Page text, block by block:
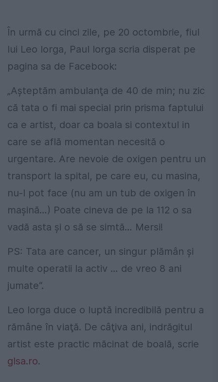
În urmă cu cinci zile, pe 20 octombrie, fiul
lui Leo Iorga, Paul Iorga scria disperat pe
pagina sa de Facebook:
„Aşteptăm ambulanţa de 40 de min; nu zic
că tata o fi mai special prin prisma faptului
ca e artist, doar ca boala si contextul in
care se află momentan necesită o
urgentare. Are nevoie de oxigen pentru un
transport la spital, pe care eu, cu masina,
nu-l pot face (nu am un tub de oxigen în
maşină…) Poate cineva de pe la 112 o sa
vadă asta şi o să se simtă… Mersi!
PS: Tata are cancer, un singur plămân şi
multe operatii la activ … de vreo 8 ani
jumate“.
Leo Iorga duce o luptă incredibilă pentru a
rămâne în viaţă. De câţiva ani, indrăgitul
artist este practic măcinat de boală, scrie
glsa.ro.